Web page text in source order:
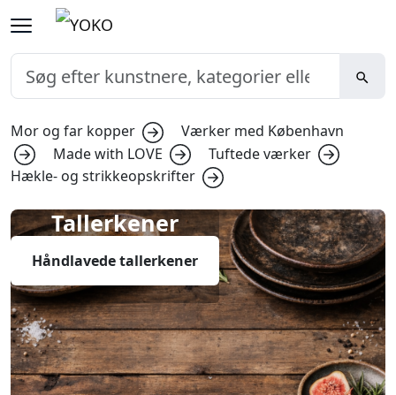
Mor og far kopper
Værker med København
Made with LOVE
Tuftede værker
Hækle- og strikkeopskrifter
Tallerkener
Håndlavede tallerkener